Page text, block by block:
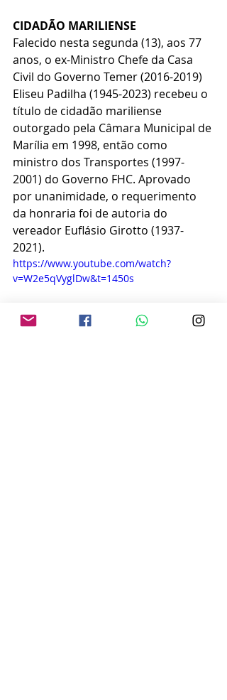
CIDADÃO MARILIENSE
Falecido nesta segunda (13), aos 77
anos, o ex-Ministro Chefe da Casa
Civil do Governo Temer (2016-2019)
Eliseu Padilha (1945-2023) recebeu o
título de cidadão mariliense
outorgado pela Câmara Municipal de
Marília em 1998, então como
ministro dos Transportes (1997-
2001) do Governo FHC. Aprovado
por unanimidade, o requerimento
da honraria foi de autoria do
vereador Euflásio Girotto (1937-
2021).
https://www.youtube.com/watch?
v=W2e5qVyglDw&t=1450s